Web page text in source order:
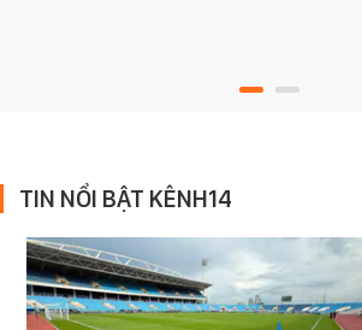
TIN NỔI BẬT KÊNH14